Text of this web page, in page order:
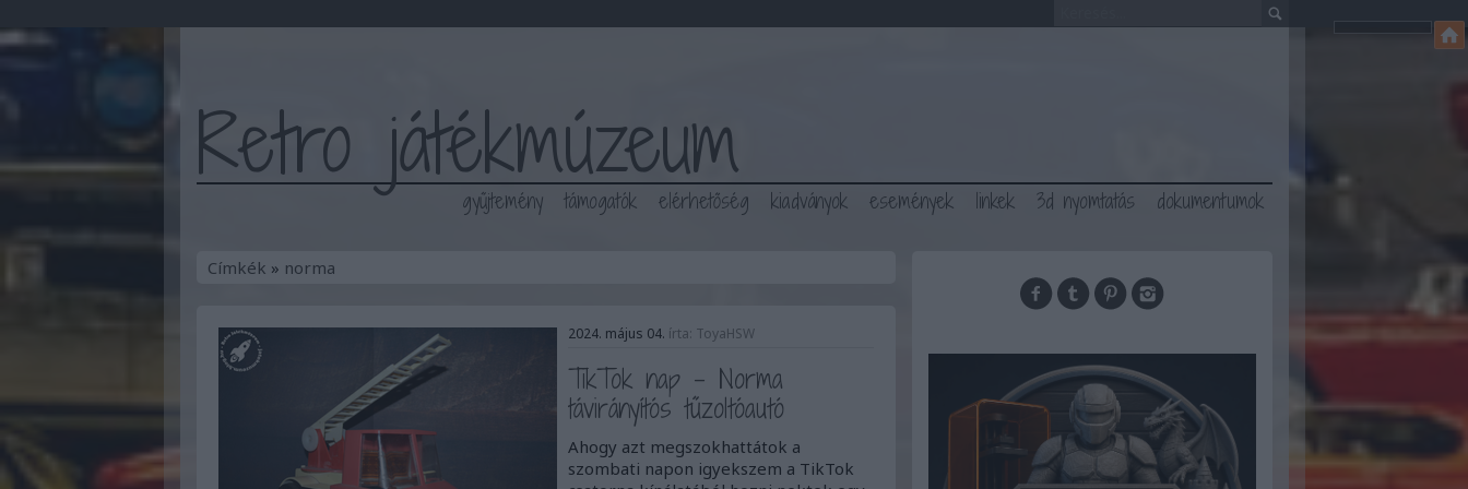
Retro játékmúzeum
gyűjtemény támogatók elérhetőség kiadványok események linkek 3d nyomtatás dokumentumok
Címkék » norma
2024. május 04. írta: ToyaHSW
TikTok nap - Norma
távirányítós tűzoltóautó
Ahogy azt megszokhattátok a
szombati napon igyekszem a TikTok